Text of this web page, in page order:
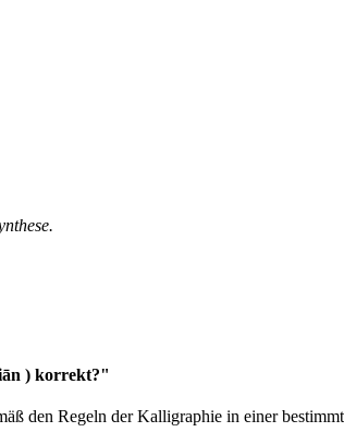
) korrekt?"
den Regeln der Kalligraphie in einer